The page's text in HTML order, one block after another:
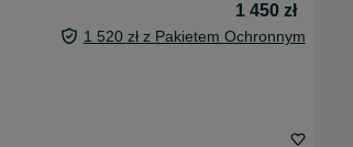
1 450 zł
1 520 zł z Pakietem Ochronnym